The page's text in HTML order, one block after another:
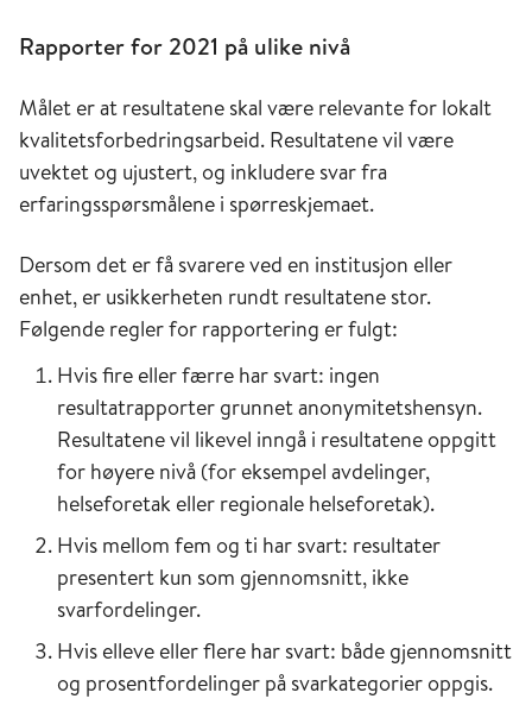
Rapporter for 2021 på ulike nivå
Målet er at resultatene skal være relevante for lokalt
kvalitetsforbedringsarbeid. Resultatene vil være
uvektet og ujustert, og inkludere svar fra
erfaringsspørsmålene i spørreskjemaet.
Dersom det er få svarere ved en institusjon eller
enhet, er usikkerheten rundt resultatene stor.
Følgende regler for rapportering er fulgt:
Hvis fire eller færre har svart: ingen
resultatrapporter grunnet anonymitetshensyn.
Resultatene vil likevel inngå i resultatene oppgitt
for høyere nivå (for eksempel avdelinger,
helseforetak eller regionale helseforetak).
Hvis mellom fem og ti har svart: resultater
presentert kun som gjennomsnitt, ikke
svarfordelinger.
Hvis elleve eller flere har svart: både gjennomsnitt
og prosentfordelinger på svarkategorier oppgis.